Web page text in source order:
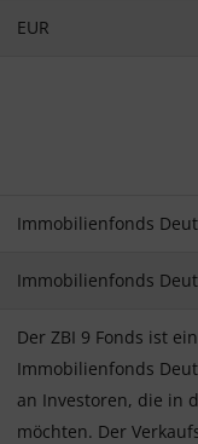
EUR
Immobilienfonds
Immobilienfonds
Der ZBI 9 Fonds ist
Immobilienfonds
an Investoren, die in
möchten. Der